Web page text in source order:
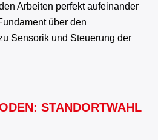
Arbeiten perfekt aufeinander
über den
Sensorik und Steuerung der
STANDORTWAHL